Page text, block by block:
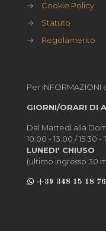
→
Cookie Policy
→
Statuto
→
Regolamento
Per INFORMAZIONI
GIORNI/ORARI DI
Dal Martedì alla
10:00 - 13:00 / 15:30 -
LUNEDI' CHIUSO
(ultimo ingresso 30
+39 348 15 18